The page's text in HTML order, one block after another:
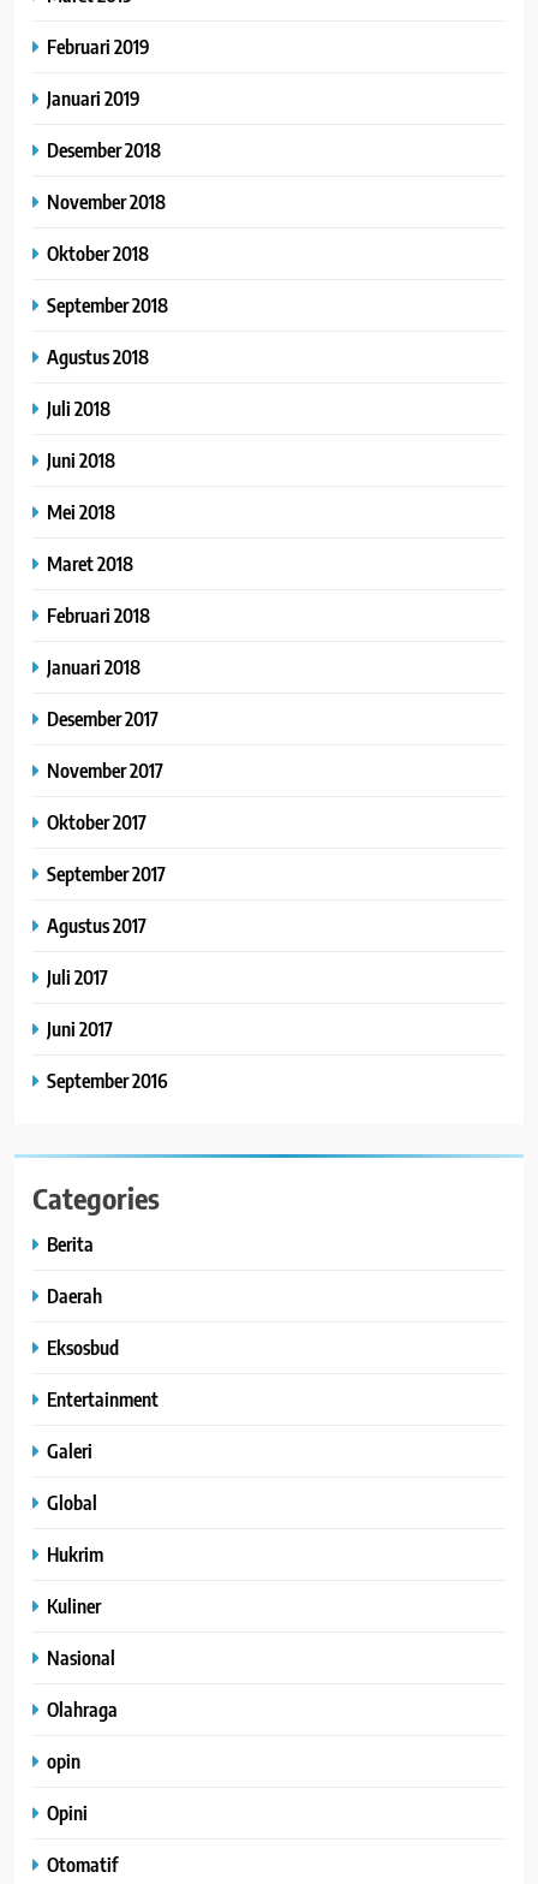
Februari 2019
Januari 2019
Desember 2018
November 2018
Oktober 2018
September 2018
Agustus 2018
Juli 2018
Juni 2018
Mei 2018
Maret 2018
Februari 2018
Januari 2018
Desember 2017
November 2017
Oktober 2017
September 2017
Agustus 2017
Juli 2017
Juni 2017
September 2016
Categories
Berita
Daerah
Eksosbud
Entertainment
Galeri
Global
Hukrim
Kuliner
Nasional
Olahraga
opin
Opini
Otomatif